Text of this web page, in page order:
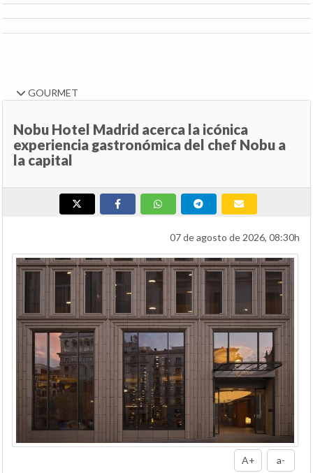
GOURMET
Nobu Hotel Madrid acerca la icónica
experiencia gastronómica del chef Nobu a
la capital
07 de agosto de 2026, 08:30h
A+ a-